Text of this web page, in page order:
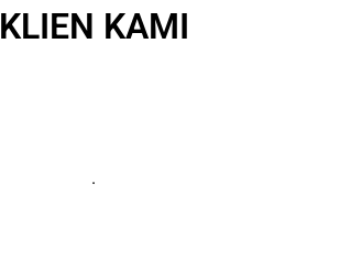
KLIEN KAMI
.